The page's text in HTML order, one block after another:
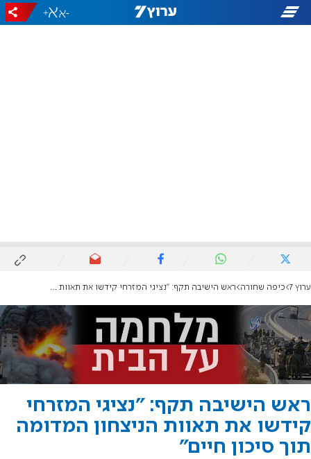
-
+
ערוץ 7 כיפה שחורה ראש הישיבה תקף: "נציגי המזרחי קידשו את תאוות הניצחון המדומה תוך סיכון חיים"
ראש הישיבה תקף: "נציגי המזרחי
קידשו את תאוות הניצחון המדומה
תוך סיכון חיים"